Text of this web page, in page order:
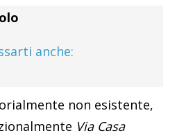
anche:
non esistente,
Via Casa